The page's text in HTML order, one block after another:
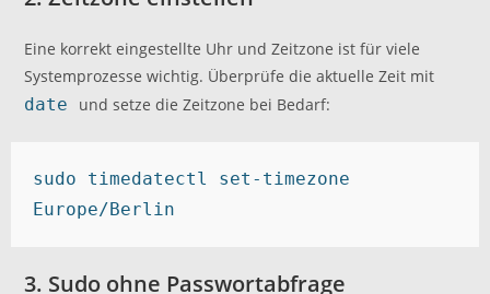
Eine korrekt eingestellte Uhr und Zeitzone ist für viele
Systemprozesse wichtig. Überprüfe die aktuelle Zeit mit
date und setze die Zeitzone bei Bedarf:
sudo timedatectl set-timezone
Europe/Berlin
3. Sudo ohne Passwortabfrage